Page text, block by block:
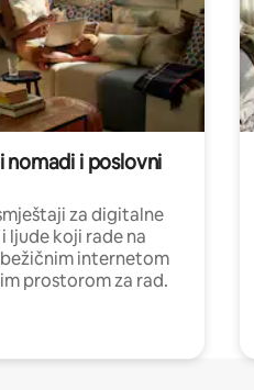
nomadi i poslovni
za digitalne
ljude koji rade na
internetom
prostorom za rad.